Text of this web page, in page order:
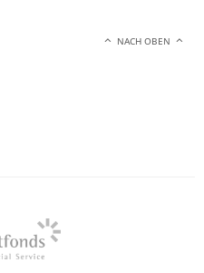
NACH OBEN